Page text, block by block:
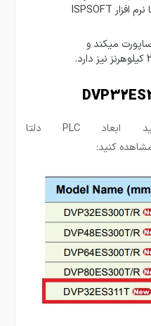
پیدا کردن و فقط و فقط با نرم افزار ISPSOFT
ساپورت میکند و
در جدول زیر می‌توانید ابعاد PLC دلتا
کنید: